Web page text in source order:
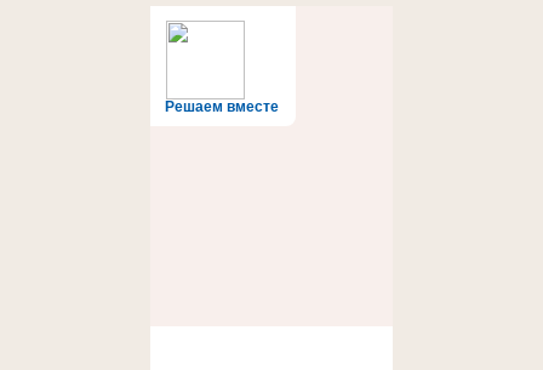
Решаем вместе